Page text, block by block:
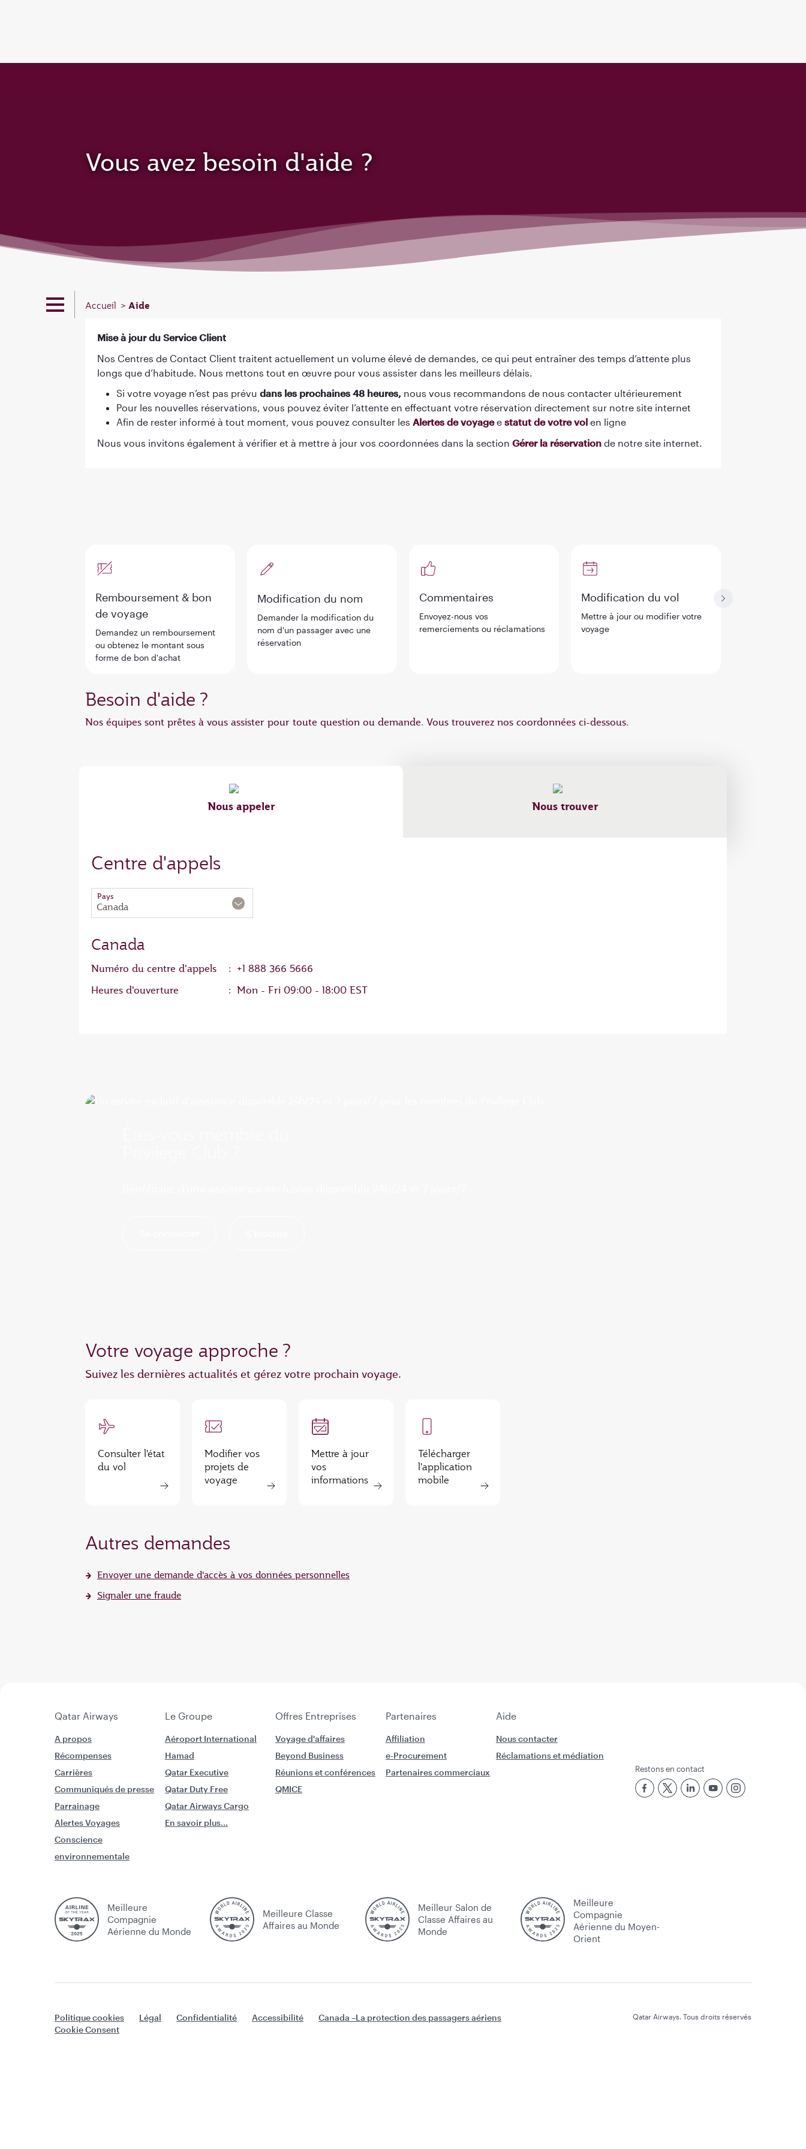
Vous avez besoin d'aide ?
Accueil Aide
Mise à jour du Service Client
Nos Centres de Contact Client traitent actuellement un volume élevé de demandes, ce qui peut entraîner des temps d’attente plus
longs que d’habitude. Nous mettons tout en œuvre pour vous assister dans les meilleurs délais.
Si votre voyage n’est pas prévu dans les prochaines 48 heures, nous vous recommandons de nous contacter ultérieurement
Pour les nouvelles réservations, vous pouvez éviter l’attente en effectuant votre réservation directement sur notre site internet
Afin de rester informé à tout moment, vous pouvez consulter les Alertes de voyagee statut de votre vol en ligne
Nous vous invitons également à vérifier et à mettre à jour vos coordonnées dans la section Gérer la réservation de notre site internet.
Remboursement & bon
de voyage
Demandez un remboursement
ou obtenez le montant sous
forme de bon d'achat
Modification du nom
Demander la modification du
nom d'un passager avec une
réservation
Commentaires
Envoyez-nous vos
remerciements ou réclamations
Modification du vol
Mettre à jour ou modifier votre
voyage
Besoin d'aide ?
Nos équipes sont prêtes à vous assister pour toute question ou demande. Vous trouverez nos coordonnées ci-dessous.
Nous appeler Nous trouver
Centre d'appels
Canada
Pays
Canada
Numéro du centre d'appels : +1 888 366 5666
Heures d'ouverture
: Mon - Fri 09:00 - 18:00 EST
Votre voyage approche ?
Suivez les dernières actualités et gérez votre prochain voyage.
Consulter l'état
du vol
Modifier vos
projets de
voyage
Mettre à jour
vos
informations
Télécharger
l'application
mobile
Autres demandes
Envoyer une demande d'accès à vos données personnelles
Signaler une fraude
Qatar Airways Le Groupe Offres Entreprises Partenaires Aide
A propos
Récompenses
Carrières
Communiqués de presse
Parrainage
Alertes Voyages
Conscience
environnementale
Aéroport International
Hamad
Qatar Executive
Qatar Duty Free
Qatar Airways Cargo
En savoir plus...
Voyage d'affaires
Beyond Business
Réunions et conférences
QMICE
Affiliation
e-Procurement
Partenaires commerciaux
Nous contacter
Réclamations et médiation
Restons en contact
Meilleure
Compagnie
Aérienne du Monde
Meilleure Classe
Affaires au Monde
Meilleur Salon de
Classe Affaires au
Monde
Meilleure
Compagnie
Aérienne du Moyen-
Orient
Politique cookies Légal Confidentialité Accessibilité
Canada –La protection des passagers aériens
Cookie Consent
Qatar Airways. Tous droits réservés